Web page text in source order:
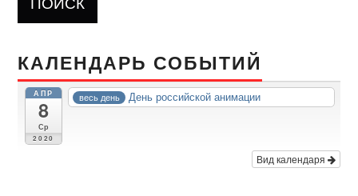
КАЛЕНДАРЬ СОБЫТИЙ
АПР
8
Ср
2020
весь день День российской анимации
Вид календаря